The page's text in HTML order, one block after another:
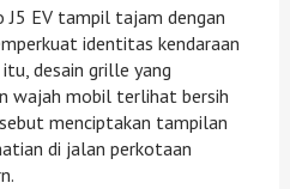
J5 EV tampil tajam dengan
identitas kendaraan
desain grille yang
wajah mobil terlihat bersih
menciptakan tampilan
di jalan perkotaan